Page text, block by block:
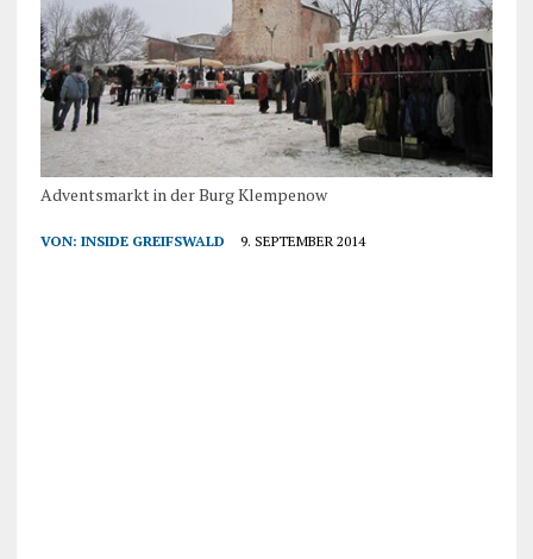
Adventsmarkt in der Burg Klempenow
VON: INSIDE GREIFSWALD 9. SEPTEMBER 2014